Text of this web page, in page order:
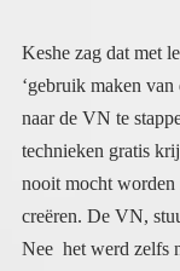
Keshe zag dat met
‘gebruik maken van
naar de VN te
technieken gratis
nooit mocht worden
creëren. De VN,
Nee het werd zelfs
alle mogelijke
werd als een hoax
afgeschilderd door